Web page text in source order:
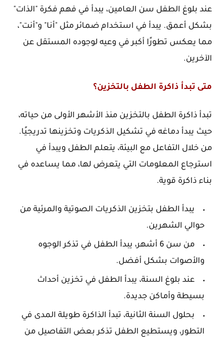
عند بلوغ الطفل سن العامين، يبدأ في فهم فكرة "الذات"
بشكل أعمق. يبدأ في استخدام ضمائر مثل "أنا" و"أنت"،
مما يعكس تطورًا أكبر في وعيه لوجوده المستقل عن
الآخرين.
متى تبدأ ذاكرة الطفل بالتخزين؟
تبدأ ذاكرة الطفل بالتخزين منذ الأشهر الأولى من حياته،
حيث يبدأ دماغه في تشكيل الذكريات وتخزينها تدريجيًا.
من خلال التفاعل مع البيئة، يتعلم الطفل ويبدأ في
استرجاع المعلومات التي يتعرض لها، مما يساعده في
بناء ذاكرة قوية.
يبدأ الطفل بتخزين الذكريات الصوتية والمرئية من
حوالي الشهرين.
من سن 6 أشهر، يبدأ الطفل في تذكر الوجوه
والأصوات بشكل أفضل.
عند بلوغ السنة، يبدأ الطفل في تخزين أحداث
بسيطة وأماكن جديدة.
بحلول السنة الثانية، تبدأ الذاكرة طويلة المدى في
التطور، ويستطيع الطفل تذكر بعض التفاصيل من